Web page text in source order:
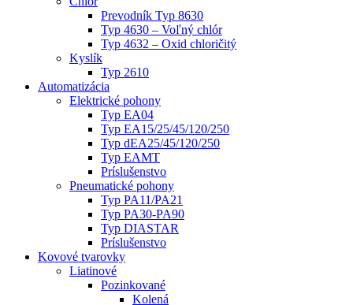
Prevodník Typ 8630
Typ 4630 – Voľný chlór
Typ 4632 – Oxid chloričitý
Kyslík
Typ 2610
Automatizácia
Elektrické pohony
Typ EA04
Typ EA15/25/45/120/250
Typ dEA25/45/120/250
Typ EAMT
Príslušenstvo
Pneumatické pohony
Typ PA11/PA21
Typ PA30-PA90
Typ DIASTAR
Príslušenstvo
Kovové tvarovky
Liatinové
Pozinkované
Kolená